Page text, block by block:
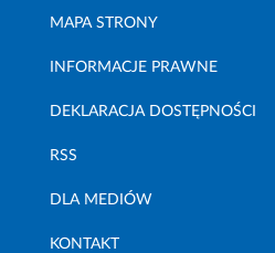
MAPA STRONY
INFORMACJE PRAWNE
DEKLARACJA DOSTĘPNOŚCI
RSS
DLA MEDIÓW
KONTAKT